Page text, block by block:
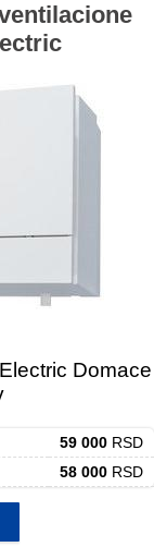
Domace
59 000 RSD
58 000 RSD